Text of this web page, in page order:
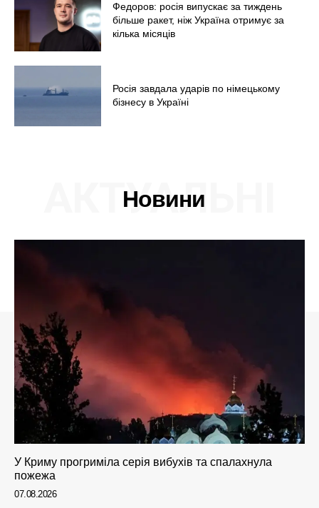
Федоров: росія випускає за тиждень
більше ракет, ніж Україна отримує за
кілька місяців
Росія завдала ударів по німецькому
бізнесу в Україні
Новини
АКТУАЛЬНІ
У Криму прогриміла серія вибухів та спалахнула
пожежа
07.08.2026